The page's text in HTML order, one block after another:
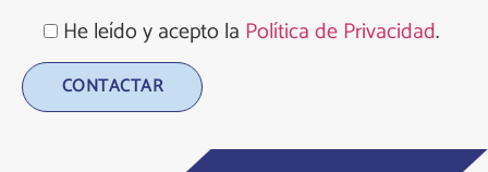
He leído y acepto la Política de Privacidad.